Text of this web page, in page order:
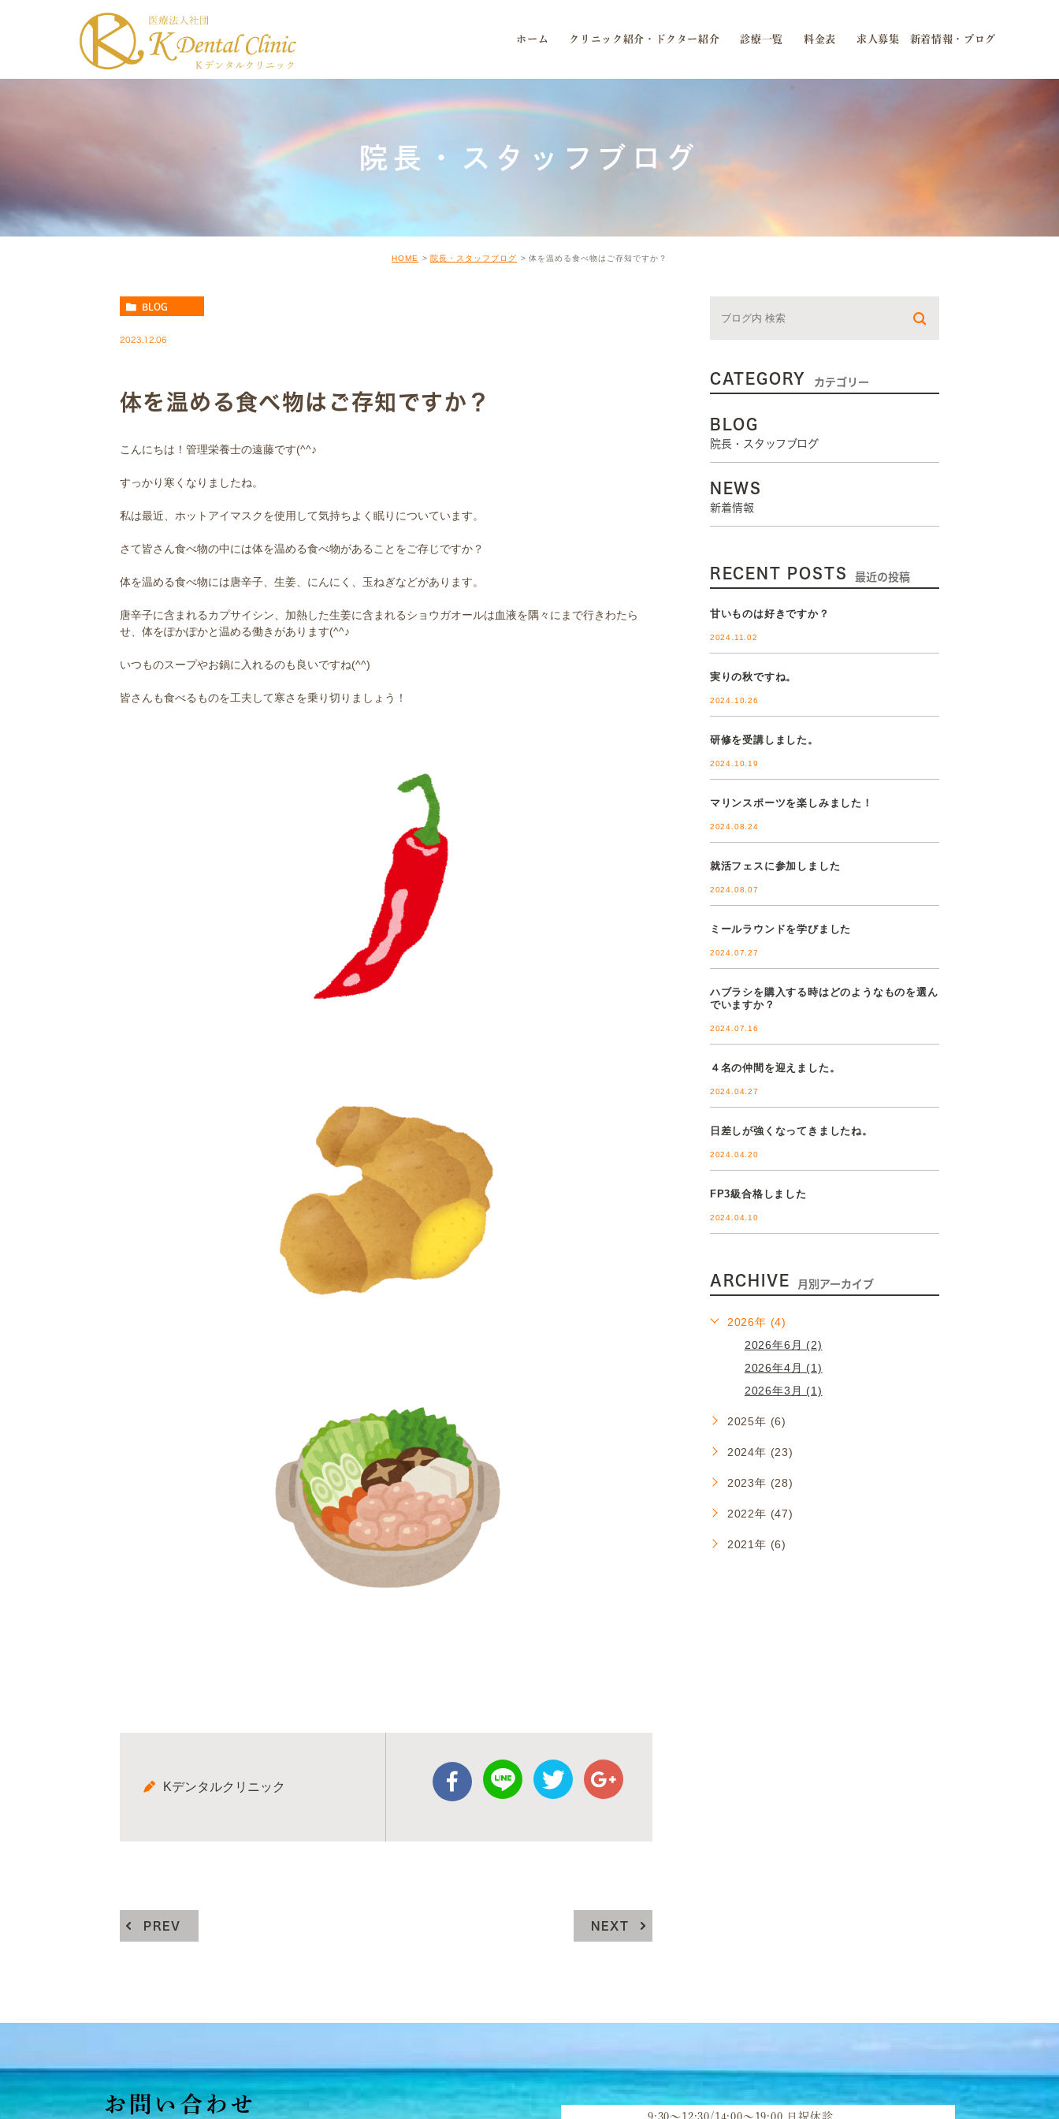
ホーム クリニック紹介・ドクター紹介 診療一覧 料金表 求人募集 新着情報・ブログ
院長・スタッフブログ
HOME 院長・スタッフブログ 体を温める食べ物はご存知ですか？
BLOG
2023.12.06
体を温める食べ物はご存知ですか？
こんにちは！管理栄養士の遠藤です(^^♪
すっかり寒くなりましたね。
私は最近、ホットアイマスクを使用して気持ちよく眠りについています。
さて皆さん食べ物の中には体を温める食べ物があることをご存じですか？
体を温める食べ物には唐辛子、生姜、にんにく、玉ねぎなどがあります。
唐辛子に含まれるカプサイシン、加熱した生姜に含まれるショウガオールは血液を隅々にまで行きわたら
せ、体をぽかぽかと温める働きがあります(^^♪
いつものスープやお鍋に入れるのも良いですね(^^)
皆さんも食べるものを工夫して寒さを乗り切りましょう！
Kデンタルクリニック
PREV NEXT
CATEGORY カテゴリー
BLOG
院長・スタッフブログ
NEWS
新着情報
RECENT POSTS 最近の投稿
甘いものは好きですか？
2024.11.02
実りの秋ですね。
2024.10.26
研修を受講しました。
2024.10.19
マリンスポーツを楽しみました！
2024.08.24
就活フェスに参加しました
2024.08.07
ミールラウンドを学びました
2024.07.27
ハブラシを購入する時はどのようなものを選ん
でいますか？
2024.07.16
４名の仲間を迎えました。
2024.04.27
日差しが強くなってきましたね。
2024.04.20
FP3級合格しました
2024.04.10
ARCHIVE 月別アーカイブ
2026年 (4)
2026年6月 (2)
2026年4月 (1)
2026年3月 (1)
2025年 (6)
2024年 (23)
2023年 (28)
2022年 (47)
2021年 (6)
お問い合わせ
9:30～12:30/14:00～19:00 日祝休診